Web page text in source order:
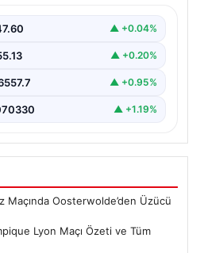
▲ +0.04%
▲ +0.20%
▲ +0.95%
▲ +1.19%
Maçında Oosterwolde’den Üzücü
Lyon Maçı Özeti ve Tüm